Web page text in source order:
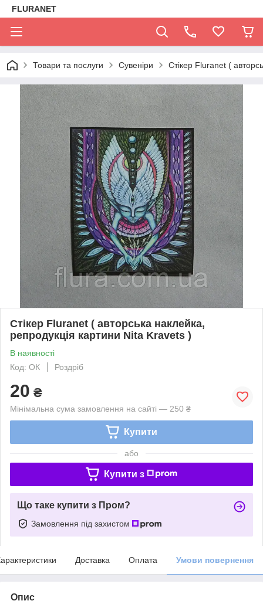
FLURANET
Товари та послуги Сувеніри Стікер Fluranet (
Стікер Fluranet ( авторська наклейка,
репродукція картини Nita Kravets )
В наявності
Код: ОК
Роздріб
20 ₴
Мінімальна сума замовлення на сайті — 250 ₴
Купити
або
Купити з
Що таке купити з Пром?
Замовлення під захистом
Доставка Оплата Умови повернення
Опис